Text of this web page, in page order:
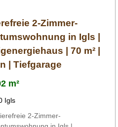
2-Zimmer-
in Igls |
| 70 m² |
| Tiefgarage
m²
Igls
2-Zimmer-